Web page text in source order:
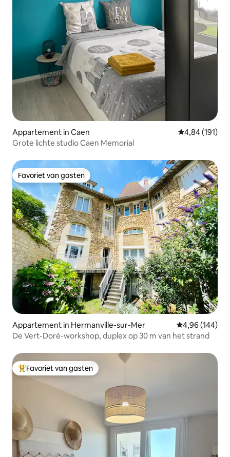
Appartement in Caen Gemiddelde
4,84 (191)
Grote lichte studio Caen Memorial
Favoriet van gasten
Favoriet van gasten
Appartement in Hermanville-sur-Mer Gemiddelde
4,96 (144)
De Vert-Doré-workshop, duplex op 30 m van het strand
Topfavoriet van gasten
Favoriet van gasten